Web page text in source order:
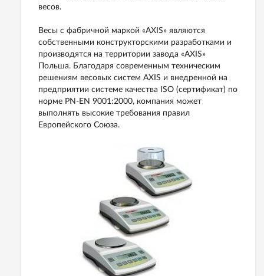
весов.
Весы с фабричной маркой «AXIS» являются
собственными конструкторскими разработками и
производятся на территории завода «AXIS»
Польша. Благодаря современным техническим
решениям весовых систем AXIS и внедренной на
предприятии системе качества ISO (сертификат) по
норме PN-EN 9001:2000, компания может
выполнять высокие требования правил
Европейского Союза.